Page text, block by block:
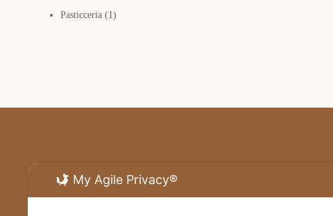
Pasticceria 11
My Agile Privacy®